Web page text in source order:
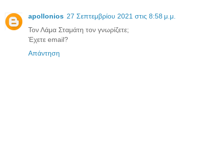
apollonios 27 Σεπτεμβρίου 2021 στις 8:58 μ.μ.
Τον Λάμα Σταμάτη τον γνωρίζετε;
Έχετε email?
Απάντηση